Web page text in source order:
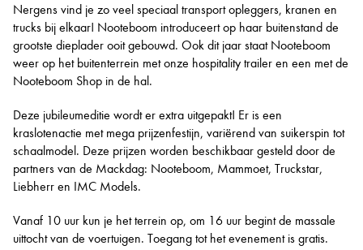
Nergens vind je zo veel speciaal transport opleggers, kranen en
trucks bij elkaar! Nooteboom introduceert op haar buitenstand de
grootste dieplader ooit gebouwd. Ook dit jaar staat Nooteboom
weer op het buitenterrein met onze hospitality trailer en een met de
Nooteboom Shop in de hal.
Deze jubileumeditie wordt er extra uitgepakt! Er is een
kraslotenactie met mega prijzenfestijn, variërend van suikerspin tot
schaalmodel. Deze prijzen worden beschikbaar gesteld door de
partners van de Mackdag: Nooteboom, Mammoet, Truckstar,
Liebherr en IMC Models.
Vanaf 10 uur kun je het terrein op, om 16 uur begint de massale
uittocht van de voertuigen. Toegang tot het evenement is gratis.